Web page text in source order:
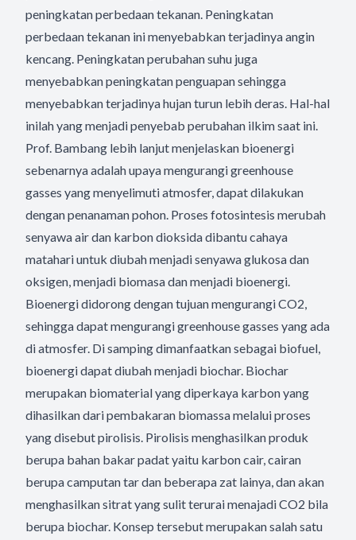
peningkatan perbedaan tekanan. Peningkatan
perbedaan tekanan ini menyebabkan terjadinya angin
kencang. Peningkatan perubahan suhu juga
menyebabkan peningkatan penguapan sehingga
menyebabkan terjadinya hujan turun lebih deras. Hal-hal
inilah yang menjadi penyebab perubahan ilkim saat ini.
Prof. Bambang lebih lanjut menjelaskan bioenergi
sebenarnya adalah upaya mengurangi greenhouse
gasses yang menyelimuti atmosfer, dapat dilakukan
dengan penanaman pohon. Proses fotosintesis merubah
senyawa air dan karbon dioksida dibantu cahaya
matahari untuk diubah menjadi senyawa glukosa dan
oksigen, menjadi biomasa dan menjadi bioenergi.
Bioenergi didorong dengan tujuan mengurangi CO2,
sehingga dapat mengurangi greenhouse gasses yang ada
di atmosfer. Di samping dimanfaatkan sebagai biofuel,
bioenergi dapat diubah menjadi biochar. Biochar
merupakan biomaterial yang diperkaya karbon yang
dihasilkan dari pembakaran biomassa melalui proses
yang disebut pirolisis. Pirolisis menghasilkan produk
berupa bahan bakar padat yaitu karbon cair, cairan
berupa camputan tar dan beberapa zat lainya, dan akan
menghasilkan sitrat yang sulit terurai menajadi CO2 bila
berupa biochar. Konsep tersebut merupakan salah satu